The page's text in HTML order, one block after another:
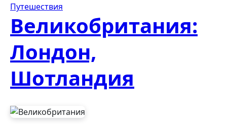
Путешествия
Великобритания:
Лондон,
Шотландия